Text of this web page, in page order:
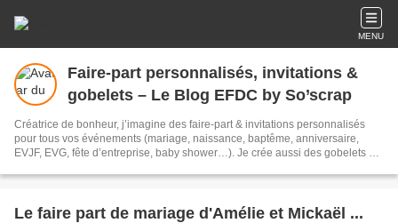
MENU
Faire-part personnalisés, invitations &
gobelets – Le Blog EFDC by So’scrap
Créatrice de bonheur, j’imagine des faire‑part & invitations personnalisés
pour tous vos événements (mariage, naissance, baptême, anniversaire,
EVJF, EVG, fête d’entreprise, baby shower…). Je crée aussi des gobelets et
créations sur mesure signées EFDC by So’scrap, pensées avec passion
Le faire part de mariage d'Amélie et Mickaël ...